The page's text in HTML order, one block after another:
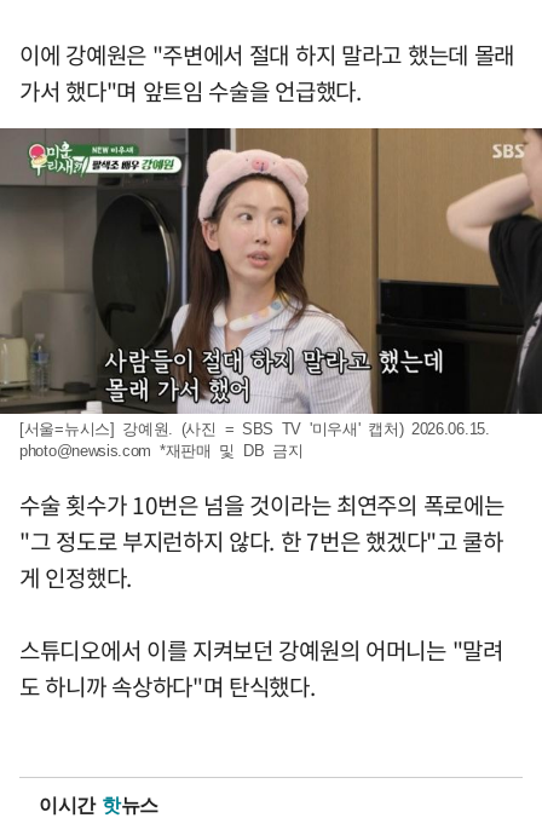
이에 강예원은 "주변에서 절대 하지 말라고 했는데 몰래
가서 했다"며 앞트임 수술을 언급했다.
[서울=뉴시스] 강예원. (사진 = SBS TV '미우새' 캡처) 2026.06.15.
photo@newsis.com *재판매 및 DB 금지
수술 횟수가 10번은 넘을 것이라는 최연주의 폭로에는
"그 정도로 부지런하지 않다. 한 7번은 했겠다"고 쿨하
게 인정했다.
스튜디오에서 이를 지켜보던 강예원의 어머니는 "말려
도 하니까 속상하다"며 탄식했다.
이시간 핫뉴스